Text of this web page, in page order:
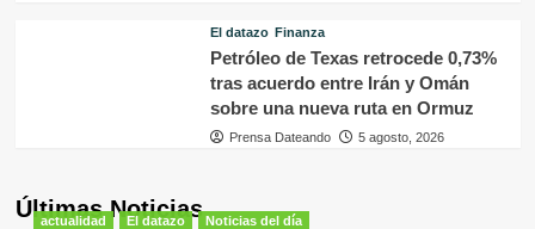
El datazo Finanza
Petróleo de Texas retrocede 0,73%
tras acuerdo entre Irán y Omán
sobre una nueva ruta en Ormuz
Prensa Dateando 5 agosto, 2026
Últimas Noticias
actualidad El datazo Noticias del día